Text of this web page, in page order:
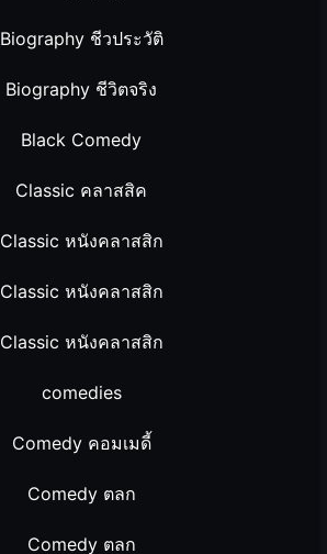
Biography ชีวประวัติ
Biography ชีวิตจริง
Black Comedy
Classic คลาสสิค
Classic หนังคลาสสิก
Classic หนังคลาสสิก
Classic หนังคลาสสิก
comedies
Comedy คอมเมดี้
Comedy ตลก
Comedy ตลก